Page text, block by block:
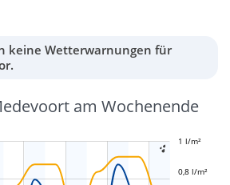
keine Wetterwarnungen für
am Wochenende

-0,4 l/m²
-0,2 l/m²
0,8 l/m²
1 l/m²
1,2 l/m²